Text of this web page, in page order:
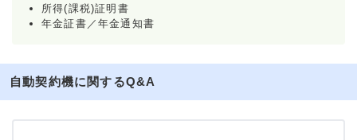
所得(課税)証明書
年金証書／年金通知書
自動契約機に関するQ&A